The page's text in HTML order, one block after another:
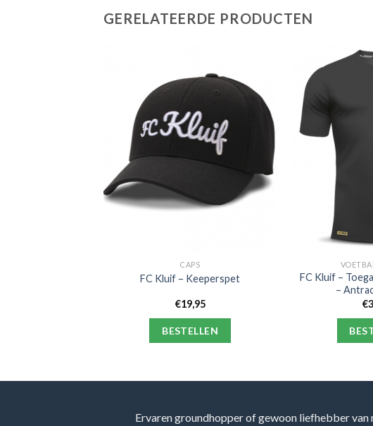
GERELATEERDE PRODUCTEN
CAPS
FC Kluif – Keeperspet
€19,95
BESTELLEN
FC Kluif –
–
€
Ervaren groundhopper of gewoon liefhebber van